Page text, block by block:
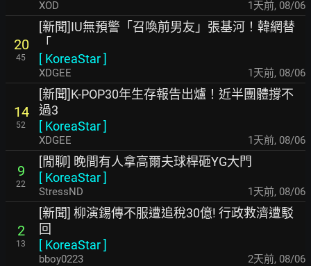
XOD 1天前, 08/06
20
45
[新聞]IU無預警「召喚前男友」張基河！韓網替
「
[ KoreaStar]
XDGEE 1天前, 08/06
14
52
[新聞]K-POP30年生存報告出爐！近半團體撐不
過3
[ KoreaStar]
XDGEE 1天前, 08/06
9
22
[閒聊] 晚間有人拿高爾夫球桿砸YG大門
[ KoreaStar]
StressND 1天前, 08/06
2
13
[新聞] 柳演錫傳不服遭追稅30億! 行政救濟遭駁
回
[ KoreaStar]
bboy0223 2天前, 08/06